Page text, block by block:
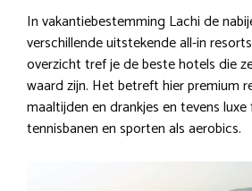
In vakantiebestemming Lachi de
verschillende uitstekende all-in
overzicht tref je de beste hotels die
waard zijn. Het betreft hier premium
maaltijden en drankjes en tevens
tennisbanen en sporten als aerobics.